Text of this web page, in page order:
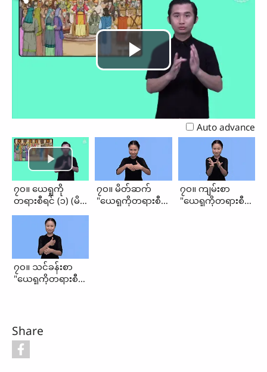
Play
Video
Auto advance
၇၀။ ယေရှုကို
တရားစီရင် (၁) (မိတ်
သင်ခန်းစာ)
၇၀။ မိတ်ဆက်
"ယေရှုကိုတရားစီရင်
၇၀။ ကျမ်းစာ
"ယေရှုကိုတရားစီရင်
၇၀။ သင်ခန်းစာ
"ယေရှုကိုတရားစီရင်
Share